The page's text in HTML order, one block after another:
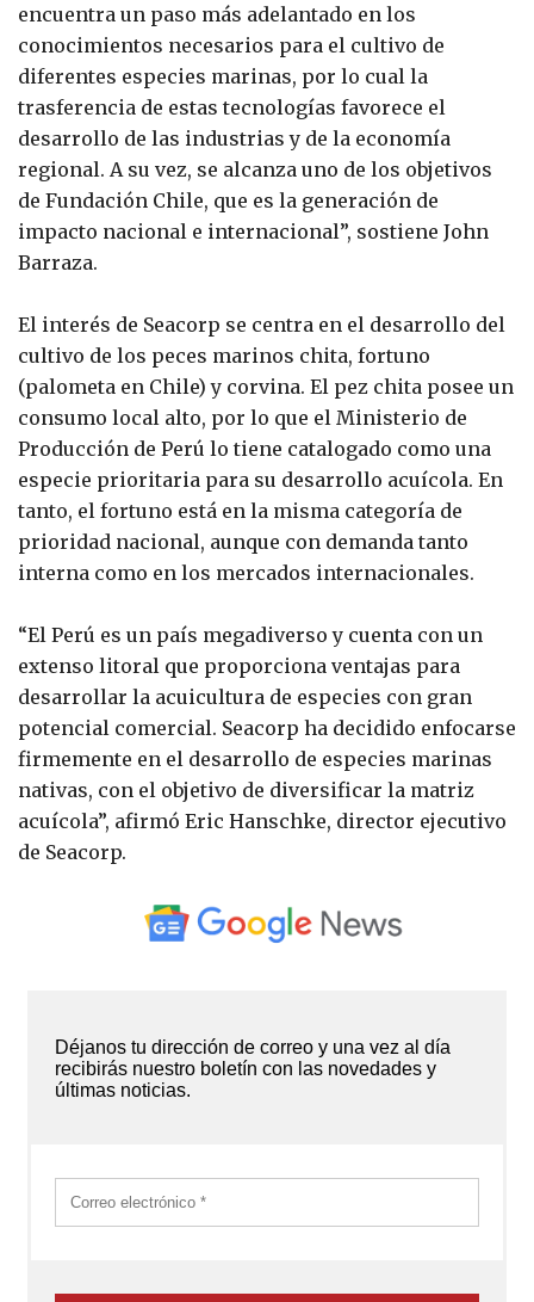
encuentra un paso más adelantado en los
conocimientos necesarios para el cultivo de
diferentes especies marinas, por lo cual la
trasferencia de estas tecnologías favorece el
desarrollo de las industrias y de la economía
regional. A su vez, se alcanza uno de los objetivos
de Fundación Chile, que es la generación de
impacto nacional e internacional”, sostiene John
Barraza.
El interés de Seacorp se centra en el desarrollo del
cultivo de los peces marinos chita, fortuno
(palometa en Chile) y corvina. El pez chita posee un
consumo local alto, por lo que el Ministerio de
Producción de Perú lo tiene catalogado como una
especie prioritaria para su desarrollo acuícola. En
tanto, el fortuno está en la misma categoría de
prioridad nacional, aunque con demanda tanto
interna como en los mercados internacionales.
“El Perú es un país megadiverso y cuenta con un
extenso litoral que proporciona ventajas para
desarrollar la acuicultura de especies con gran
potencial comercial. Seacorp ha decidido enfocarse
firmemente en el desarrollo de especies marinas
nativas, con el objetivo de diversificar la matriz
acuícola”, afirmó Eric Hanschke, director ejecutivo
de Seacorp.